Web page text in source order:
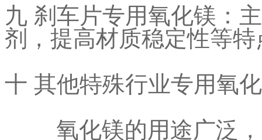
九 刹车片专用氧化镁：
剂，提高材质稳定性等
十 其他特殊行业专用氧
氧化镁的用途广泛，